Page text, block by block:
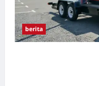
berita